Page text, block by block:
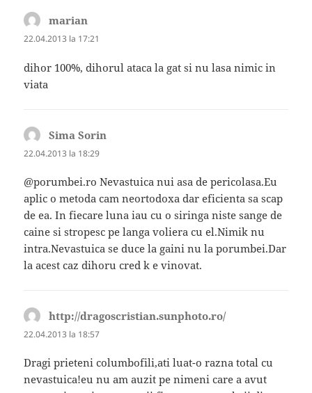
marian
22.04.2013 la 17:21
dihor 100%, dihorul ataca la gat si nu lasa nimic in
viata
Sima Sorin
22.04.2013 la 18:29
@porumbei.ro Nevastuica nui asa de pericolasa.Eu
aplic o metoda cam neortodoxa dar eficienta sa scap
de ea. In fiecare luna iau cu o siringa niste sange de
caine si stropesc pe langa voliera cu el.Nimik nu
intra.Nevastuica se duce la gaini nu la porumbei.Dar
la acest caz dihoru cred k e vinovat.
http://dragoscristian.sunphoto.ro/spune:
22.04.2013 la 18:57
Dragi prieteni columbofili,ati luat-o razna total cu
nevastuica!eu nu am auzit pe nimeni care a avut